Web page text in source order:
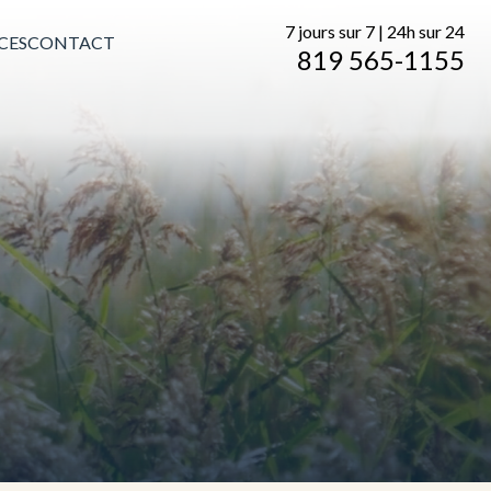
CONTACT
7 jours sur 7 | 24h sur 24
819 565-1155